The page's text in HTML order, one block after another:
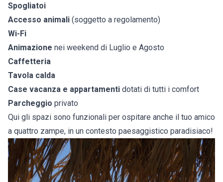
Spogliatoi
Accesso animali (soggetto a regolamento)
Wi-Fi
Animazione nei weekend di Luglio e Agosto
Caffetteria
Tavola calda
Case vacanza e appartamenti dotati di tutti i comfort
Parcheggio privato
Qui gli spazi sono funzionali per ospitare anche il tuo amico
a quattro zampe, in un contesto paesaggistico paradisiaco!